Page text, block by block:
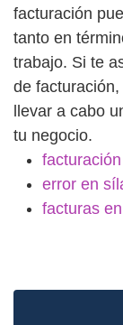
facturación
tanto en
trabajo. Si te
de
llevar a cabo
tu negocio.
error en
facturas